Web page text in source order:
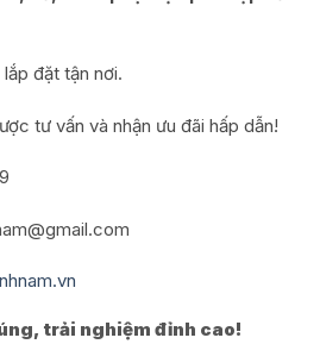
đặt tận nơi.
tư vấn và nhận ưu đãi hấp dẫn!
trải nghiệm đỉnh cao!